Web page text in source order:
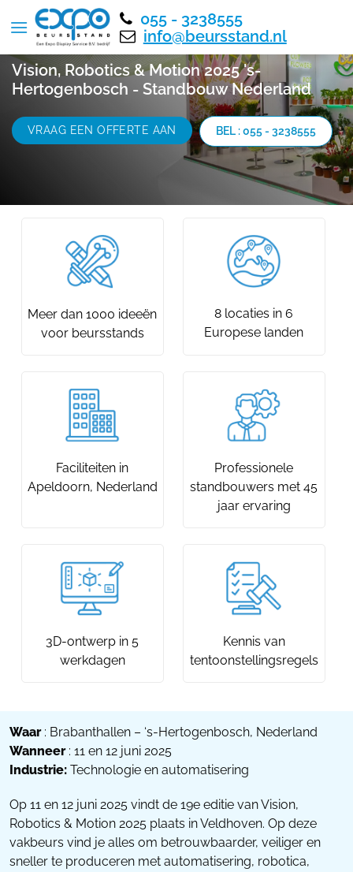
055 - 3238555
info@beursstand.nl
Vision, Robotics & Motion 2025 's-
Hertogenbosch - Standbouw Nederland
VRAAG EEN OFFERTE AAN BEL : 055 - 3238555
Meer dan 1000 ideeën
voor beursstands
8 locaties in 6
Europese landen
Faciliteiten in
Apeldoorn, Nederland
Professionele
standbouwers met 45
jaar ervaring
3D-ontwerp in 5
werkdagen
Kennis van
tentoonstellingsregels
Waar: Brabanthallen – ‘s-Hertogenbosch, Nederland
Wanneer: 11 en 12 juni 2025
Industrie: Technologie en automatisering
Op 11 en 12 juni 2025 vindt de 19e editie van Vision,
Robotics & Motion 2025 plaats in Veldhoven. Op deze
vakbeurs vind je alles om betrouwbaarder, veiliger en
sneller te produceren met automatisering, robotica,